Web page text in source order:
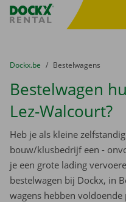
Fratello DEMO
U bevindt zich hier:
van
Dockx.be naar
Bestelwagens
Bestelwagen
Lez-Walcourt?
Heb je als kleine
bouw/klusbedrijf een -
je een grote lading
bestelwagen bij Dockx, in
wagens hebben